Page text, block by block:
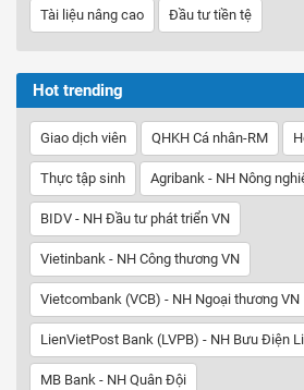
Tài liệu nâng cao Đầu tư tiền tệ
Hot trending
Giao dịch viên QHKH Cá nhân-RM
Thực tập sinh Agribank - NH Nông
BIDV - NH Đầu tư phát triển VN
Vietinbank - NH Công thương VN
Vietcombank (VCB) - NH Ngoại thương VN
LienVietPost Bank (LVPB) - NH Bưu Điện
MB Bank - NH Quân Đội